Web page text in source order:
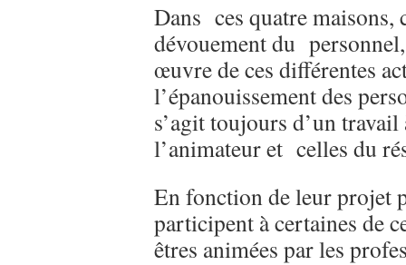
Dans ces quatre maisons,
dévouement du
œuvre de ces différentes
l’épanouissement des
s’agit toujours d’un
l’animateur et celles du
En fonction de leur projet
participent à certaines de
êtres animées par les